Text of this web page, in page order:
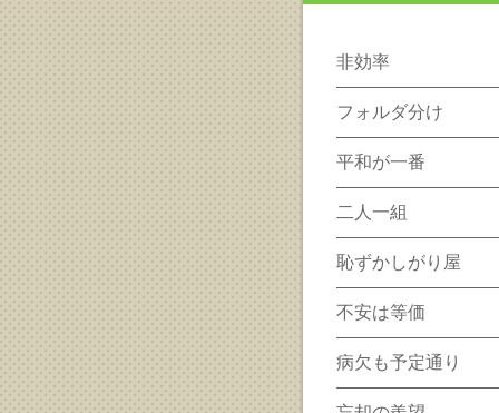
非効率
フォルダ分け
平和が一番
二人一組
恥ずかしがり屋
不安は等価
病欠も予定通り